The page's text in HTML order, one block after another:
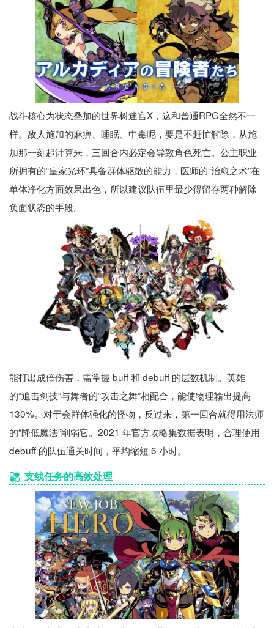
战斗核心为状态叠加的世界树迷宫X，这和普通RPG全然不一
样。敌人施加的麻痹、睡眠、中毒呢，要是不赶忙解除，从施
加那一刻起计算来，三回合内必定会导致角色死亡。公主职业
所拥有的“皇家光环”具备群体驱散的能力，医师的“治愈之术”在
单体净化方面效果出色，所以建议队伍里最少得留存两种解除
负面状态的手段。
能打出成倍伤害，需掌握 buff 和 debuff 的层数机制。英雄
的“追击剑技”与舞者的“攻击之舞”相配合，能使物理输出提高
130%。对于会群体强化的怪物，反过来，第一回合就得用法师
的“降低魔法”削弱它。2021 年官方攻略集数据表明，合理使用
debuff 的队伍通关时间，平均缩短 6 小时。
支线任务的高效处理